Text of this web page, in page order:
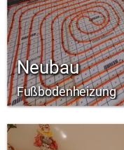
Neubau
Fußbodenheizung